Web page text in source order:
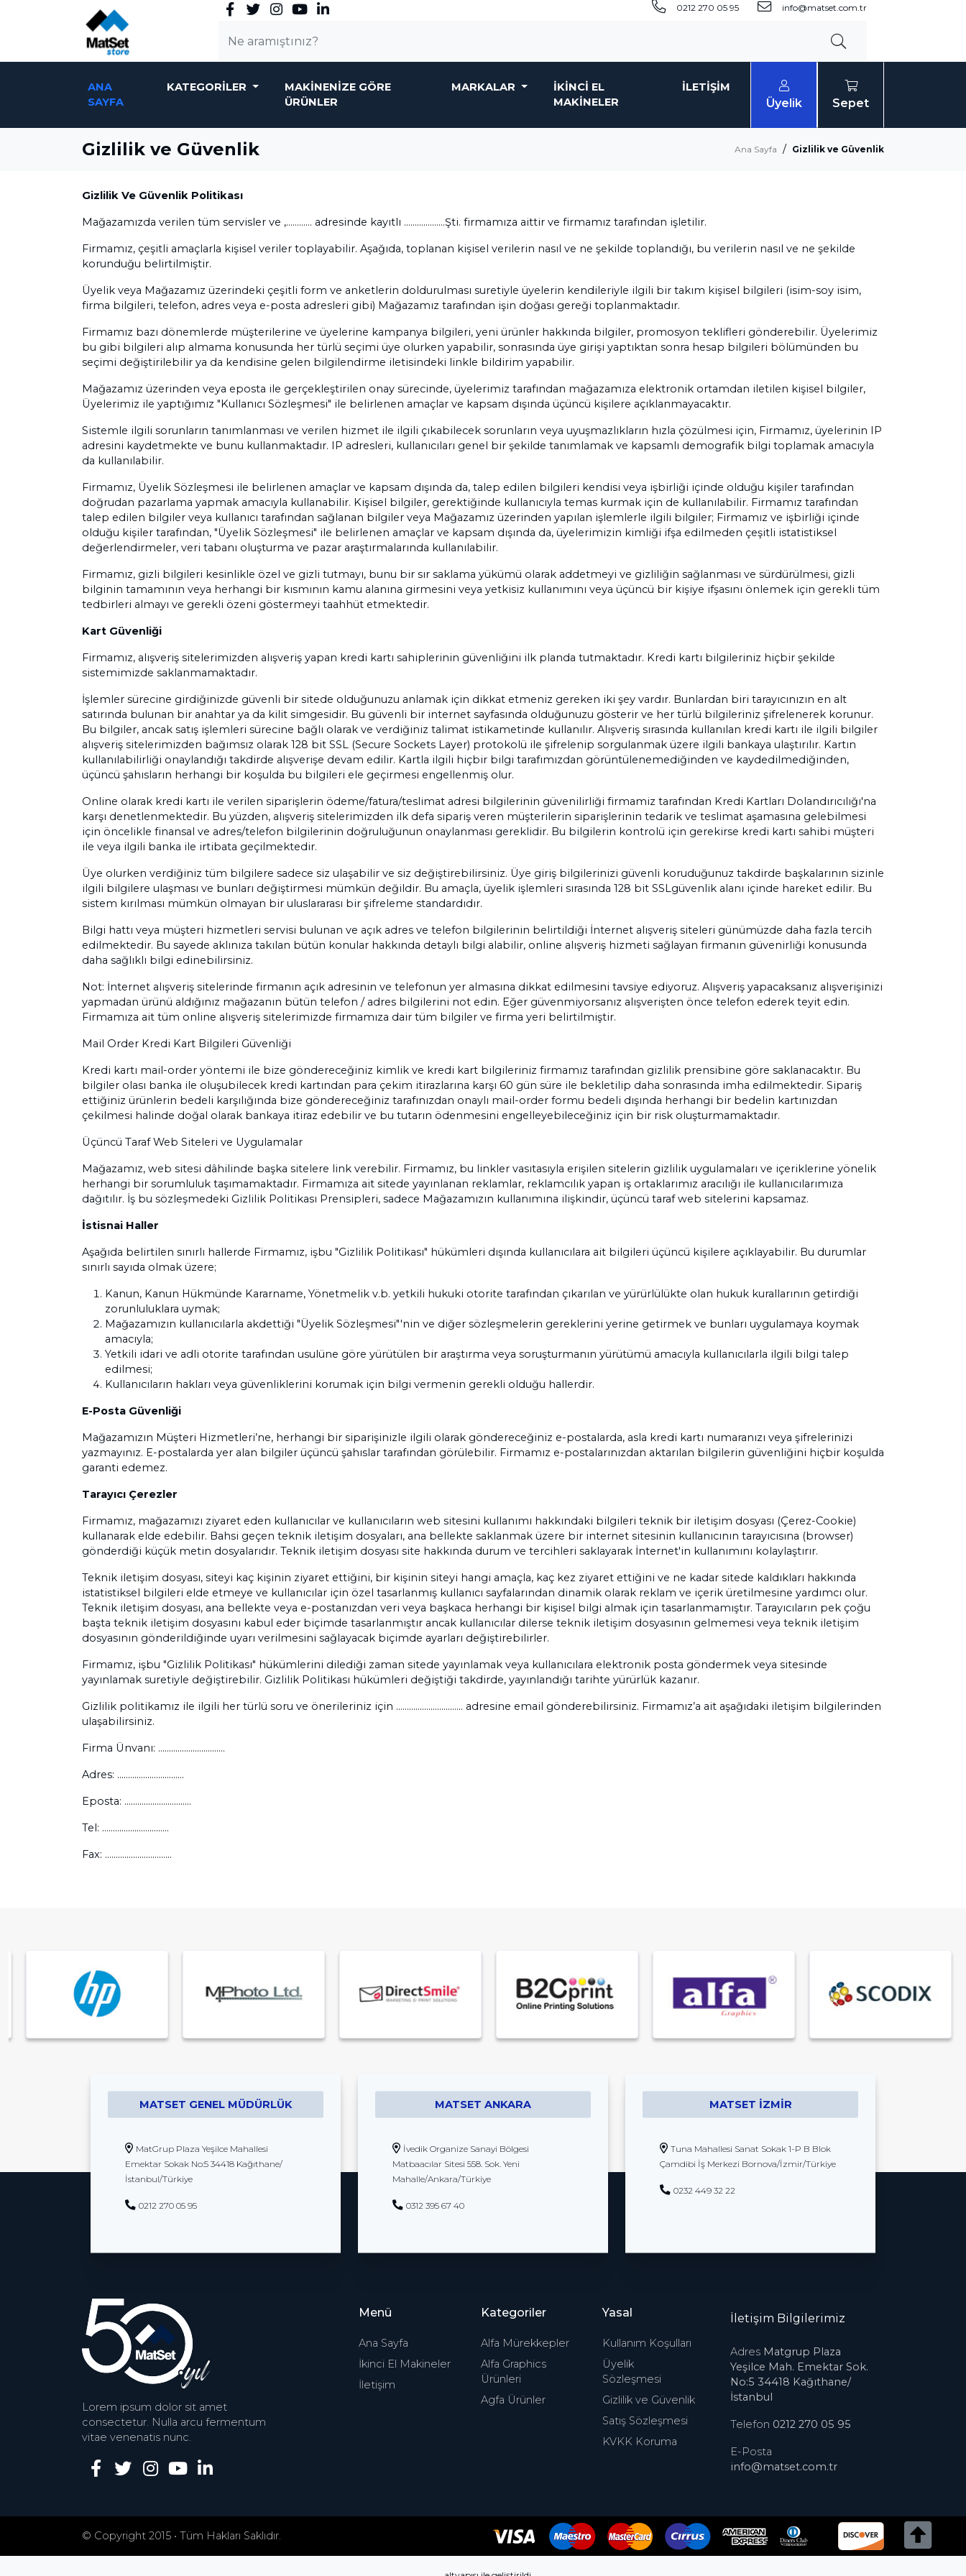
0212 270 05 95 info@matset.com.tr
ANA
SAYFA
KATEGORILER
MAKINENIZE GÖRE
ÜRÜNLER
MARKALAR
İKINCI EL
MAKINELER
İLETIŞIM
Üyelik Sepet
Gizlilik ve Güvenlik Ana Sayfa Gizlilik ve Güvenlik
Gizlilik Ve Güvenlik Politikası
Mağazamızda verilen tüm servisler ve ,………… adresinde kayıtlı ……………….Şti. firmamıza aittir ve firmamız tarafından işletilir.
Firmamız, çeşitli amaçlarla kişisel veriler toplayabilir. Aşağıda, toplanan kişisel verilerin nasıl ve ne şekilde toplandığı, bu verilerin nasıl ve ne şekilde
korunduğu belirtilmiştir.
Üyelik veya Mağazamız üzerindeki çeşitli form ve anketlerin doldurulması suretiyle üyelerin kendileriyle ilgili bir takım kişisel bilgileri (isim-soy isim,
firma bilgileri, telefon, adres veya e-posta adresleri gibi) Mağazamız tarafından işin doğası gereği toplanmaktadır.
Firmamız bazı dönemlerde müşterilerine ve üyelerine kampanya bilgileri, yeni ürünler hakkında bilgiler, promosyon teklifleri gönderebilir. Üyelerimiz
bu gibi bilgileri alıp almama konusunda her türlü seçimi üye olurken yapabilir, sonrasında üye girişi yaptıktan sonra hesap bilgileri bölümünden bu
seçimi değiştirilebilir ya da kendisine gelen bilgilendirme iletisindeki linkle bildirim yapabilir.
Mağazamız üzerinden veya eposta ile gerçekleştirilen onay sürecinde, üyelerimiz tarafından mağazamıza elektronik ortamdan iletilen kişisel bilgiler,
Üyelerimiz ile yaptığımız "Kullanıcı Sözleşmesi" ile belirlenen amaçlar ve kapsam dışında üçüncü kişilere açıklanmayacaktır.
Sistemle ilgili sorunların tanımlanması ve verilen hizmet ile ilgili çıkabilecek sorunların veya uyuşmazlıkların hızla çözülmesi için, Firmamız, üyelerinin IP
adresini kaydetmekte ve bunu kullanmaktadır. IP adresleri, kullanıcıları genel bir şekilde tanımlamak ve kapsamlı demografik bilgi toplamak amacıyla
da kullanılabilir.
Firmamız, Üyelik Sözleşmesi ile belirlenen amaçlar ve kapsam dışında da, talep edilen bilgileri kendisi veya işbirliği içinde olduğu kişiler tarafından
doğrudan pazarlama yapmak amacıyla kullanabilir. Kişisel bilgiler, gerektiğinde kullanıcıyla temas kurmak için de kullanılabilir. Firmamız tarafından
talep edilen bilgiler veya kullanıcı tarafından sağlanan bilgiler veya Mağazamız üzerinden yapılan işlemlerle ilgili bilgiler; Firmamız ve işbirliği içinde
olduğu kişiler tarafından, "Üyelik Sözleşmesi" ile belirlenen amaçlar ve kapsam dışında da, üyelerimizin kimliği ifşa edilmeden çeşitli istatistiksel
değerlendirmeler, veri tabanı oluşturma ve pazar araştırmalarında kullanılabilir.
Firmamız, gizli bilgileri kesinlikle özel ve gizli tutmayı, bunu bir sır saklama yükümü olarak addetmeyi ve gizliliğin sağlanması ve sürdürülmesi, gizli
bilginin tamamının veya herhangi bir kısmının kamu alanına girmesini veya yetkisiz kullanımını veya üçüncü bir kişiye ifşasını önlemek için gerekli tüm
tedbirleri almayı ve gerekli özeni göstermeyi taahhüt etmektedir.
Kart Güvenliği
Firmamız, alışveriş sitelerimizden alışveriş yapan kredi kartı sahiplerinin güvenliğini ilk planda tutmaktadır. Kredi kartı bilgileriniz hiçbir şekilde
sistemimizde saklanmamaktadır.
İşlemler sürecine girdiğinizde güvenli bir sitede olduğunuzu anlamak için dikkat etmeniz gereken iki şey vardır. Bunlardan biri tarayıcınızın en alt
satırında bulunan bir anahtar ya da kilit simgesidir. Bu güvenli bir internet sayfasında olduğunuzu gösterir ve her türlü bilgileriniz şifrelenerek korunur.
Bu bilgiler, ancak satış işlemleri sürecine bağlı olarak ve verdiğiniz talimat istikametinde kullanılır. Alışveriş sırasında kullanılan kredi kartı ile ilgili bilgiler
alışveriş sitelerimizden bağımsız olarak 128 bit SSL (Secure Sockets Layer) protokolü ile şifrelenip sorgulanmak üzere ilgili bankaya ulaştırılır. Kartın
kullanılabilirliği onaylandığı takdirde alışverişe devam edilir. Kartla ilgili hiçbir bilgi tarafımızdan görüntülenemediğinden ve kaydedilmediğinden,
üçüncü şahısların herhangi bir koşulda bu bilgileri ele geçirmesi engellenmiş olur.
Online olarak kredi kartı ile verilen siparişlerin ödeme/fatura/teslimat adresi bilgilerinin güvenilirliği firmamiz tarafından Kredi Kartları Dolandırıcılığı'na
karşı denetlenmektedir. Bu yüzden, alışveriş sitelerimizden ilk defa sipariş veren müşterilerin siparişlerinin tedarik ve teslimat aşamasına gelebilmesi
için öncelikle finansal ve adres/telefon bilgilerinin doğruluğunun onaylanması gereklidir. Bu bilgilerin kontrolü için gerekirse kredi kartı sahibi müşteri
ile veya ilgili banka ile irtibata geçilmektedir.
Üye olurken verdiğiniz tüm bilgilere sadece siz ulaşabilir ve siz değiştirebilirsiniz. Üye giriş bilgilerinizi güvenli koruduğunuz takdirde başkalarının sizinle
ilgili bilgilere ulaşması ve bunları değiştirmesi mümkün değildir. Bu amaçla, üyelik işlemleri sırasında 128 bit SSLgüvenlik alanı içinde hareket edilir. Bu
sistem kırılması mümkün olmayan bir uluslararası bir şifreleme standardıdır.
Bilgi hattı veya müşteri hizmetleri servisi bulunan ve açık adres ve telefon bilgilerinin belirtildiği İnternet alışveriş siteleri günümüzde daha fazla tercih
edilmektedir. Bu sayede aklınıza takılan bütün konular hakkında detaylı bilgi alabilir, online alışveriş hizmeti sağlayan firmanın güvenirliği konusunda
daha sağlıklı bilgi edinebilirsiniz.
Not: İnternet alışveriş sitelerinde firmanın açık adresinin ve telefonun yer almasına dikkat edilmesini tavsiye ediyoruz. Alışveriş yapacaksanız alışverişinizi
yapmadan ürünü aldığınız mağazanın bütün telefon / adres bilgilerini not edin. Eğer güvenmiyorsanız alışverişten önce telefon ederek teyit edin.
Firmamıza ait tüm online alışveriş sitelerimizde firmamıza dair tüm bilgiler ve firma yeri belirtilmiştir.
Mail Order Kredi Kart Bilgileri Güvenliği
Kredi kartı mail-order yöntemi ile bize göndereceğiniz kimlik ve kredi kart bilgileriniz firmamız tarafından gizlilik prensibine göre saklanacaktır. Bu
bilgiler olası banka ile oluşubilecek kredi kartından para çekim itirazlarına karşı 60 gün süre ile bekletilip daha sonrasında imha edilmektedir. Sipariş
ettiğiniz ürünlerin bedeli karşılığında bize göndereceğiniz tarafınızdan onaylı mail-order formu bedeli dışında herhangi bir bedelin kartınızdan
çekilmesi halinde doğal olarak bankaya itiraz edebilir ve bu tutarın ödenmesini engelleyebileceğiniz için bir risk oluşturmamaktadır.
Üçüncü Taraf Web Siteleri ve Uygulamalar
Mağazamız, web sitesi dâhilinde başka sitelere link verebilir. Firmamız, bu linkler vasıtasıyla erişilen sitelerin gizlilik uygulamaları ve içeriklerine yönelik
herhangi bir sorumluluk taşımamaktadır. Firmamıza ait sitede yayınlanan reklamlar, reklamcılık yapan iş ortaklarımız aracılığı ile kullanıcılarımıza
dağıtılır. İş bu sözleşmedeki Gizlilik Politikası Prensipleri, sadece Mağazamızın kullanımına ilişkindir, üçüncü taraf web sitelerini kapsamaz.
İstisnai Haller
Aşağıda belirtilen sınırlı hallerde Firmamız, işbu "Gizlilik Politikası" hükümleri dışında kullanıcılara ait bilgileri üçüncü kişilere açıklayabilir. Bu durumlar
sınırlı sayıda olmak üzere;
Kanun, Kanun Hükmünde Kararname, Yönetmelik v.b. yetkili hukuki otorite tarafından çıkarılan ve yürürlülükte olan hukuk kurallarının getirdiği
zorunluluklara uymak;
Mağazamızın kullanıcılarla akdettiği "Üyelik Sözleşmesi"'nin ve diğer sözleşmelerin gereklerini yerine getirmek ve bunları uygulamaya koymak
amacıyla;
Yetkili idari ve adli otorite tarafından usulüne göre yürütülen bir araştırma veya soruşturmanın yürütümü amacıyla kullanıcılarla ilgili bilgi talep
edilmesi;
Kullanıcıların hakları veya güvenliklerini korumak için bilgi vermenin gerekli olduğu hallerdir.
E-Posta Güvenliği
Mağazamızın Müşteri Hizmetleri’ne, herhangi bir siparişinizle ilgili olarak göndereceğiniz e-postalarda, asla kredi kartı numaranızı veya şifrelerinizi
yazmayınız. E-postalarda yer alan bilgiler üçüncü şahıslar tarafından görülebilir. Firmamız e-postalarınızdan aktarılan bilgilerin güvenliğini hiçbir koşulda
garanti edemez.
Tarayıcı Çerezler
Firmamız, mağazamızı ziyaret eden kullanıcılar ve kullanıcıların web sitesini kullanımı hakkındaki bilgileri teknik bir iletişim dosyası (Çerez-Cookie)
kullanarak elde edebilir. Bahsi geçen teknik iletişim dosyaları, ana bellekte saklanmak üzere bir internet sitesinin kullanıcının tarayıcısına (browser)
gönderdiği küçük metin dosyalarıdır. Teknik iletişim dosyası site hakkında durum ve tercihleri saklayarak İnternet'in kullanımını kolaylaştırır.
Teknik iletişim dosyası, siteyi kaç kişinin ziyaret ettiğini, bir kişinin siteyi hangi amaçla, kaç kez ziyaret ettiğini ve ne kadar sitede kaldıkları hakkında
istatistiksel bilgileri elde etmeye ve kullanıcılar için özel tasarlanmış kullanıcı sayfalarından dinamik olarak reklam ve içerik üretilmesine yardımcı olur.
Teknik iletişim dosyası, ana bellekte veya e-postanızdan veri veya başkaca herhangi bir kişisel bilgi almak için tasarlanmamıştır. Tarayıcıların pek çoğu
başta teknik iletişim dosyasını kabul eder biçimde tasarlanmıştır ancak kullanıcılar dilerse teknik iletişim dosyasının gelmemesi veya teknik iletişim
dosyasının gönderildiğinde uyarı verilmesini sağlayacak biçimde ayarları değiştirebilirler.
Firmamız, işbu "Gizlilik Politikası" hükümlerini dilediği zaman sitede yayınlamak veya kullanıcılara elektronik posta göndermek veya sitesinde
yayınlamak suretiyle değiştirebilir. Gizlilik Politikası hükümleri değiştiği takdirde, yayınlandığı tarihte yürürlük kazanır.
Gizlilik politikamız ile ilgili her türlü soru ve önerileriniz için ............................... adresine email gönderebilirsiniz. Firmamız’a ait aşağıdaki iletişim bilgilerinden
ulaşabilirsiniz.
Firma Ünvanı: ...............................
Adres: ...............................
Eposta: ...............................
Tel: ...............................
Fax: ...............................
MATSET GENEL MÜDÜRLÜK
MatGrup Plaza Yeşilce Mahallesi
Emektar Sokak No:5 34418 Kağıthane/
İstanbul/Türkiye
0212 270 05 95
MATSET ANKARA
İvedik Organize Sanayi Bölgesi
Matbaacılar Sitesi 558. Sok. Yeni
Mahalle/Ankara/Türkiye
0312 395 67 40
MATSET İZMIR
Tuna Mahallesi Sanat Sokak 1-P B Blok
Çamdibi İş Merkezi Bornova/İzmir/Türkiye
0232 449 32 22
Lorem ipsum dolor sit amet
consectetur. Nulla arcu fermentum
vitae venenatis nunc.
Menü
Ana Sayfa
İkinci El Makineler
İletişim
Kategoriler
Alfa Mürekkepler
Alfa Graphics
Ürünleri
Agfa Ürünler
Yasal
Kullanım Koşulları
Üyelik
Sözleşmesi
Gizlilik ve Güvenlik
Satış Sözleşmesi
KVKK Koruma
İletişim Bilgilerimiz
Adres Matgrup Plaza
Yeşilce Mah. Emektar Sok.
No:5 34418 Kağıthane/
İstanbul
Telefon 0212 270 05 95
E-Posta
info@matset.com.tr
© Copyright 2015 • Tüm Hakları Saklıdır.